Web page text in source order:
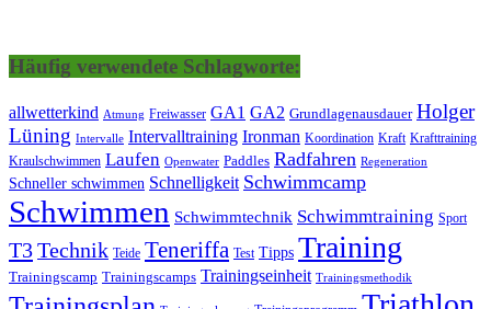
Häufig verwendete Schlagworte:
allwetterkind Atmung Freiwasser GA1 GA2 Grundlagenausdauer Holger
Lüning Intervalle Intervalltraining Ironman Koordination Kraft Krafttraining
Kraulschwimmen Laufen Openwater Paddles Radfahren Regeneration
Schneller schwimmen Schnelligkeit Schwimmcamp
Schwimmen Schwimmtechnik Schwimmtraining Sport
T3Technik Teide Teneriffa Test Tipps Training
Trainingscamp Trainingscamps Trainingseinheit Trainingsmethodik